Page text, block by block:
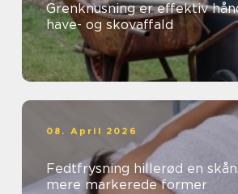
Grenknusning er effektiv
have- og skovaffald
08. April 2026
Fedtfrysning hillerød en skånsom vej til
mere markerede former